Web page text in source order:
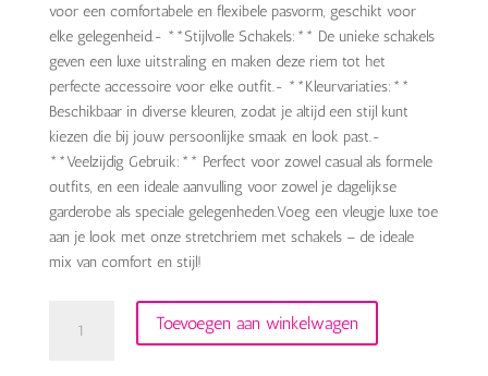
voor een comfortabele en flexibele pasvorm, geschikt voor
elke gelegenheid.- **Stijlvolle Schakels:** De unieke schakels
geven een luxe uitstraling en maken deze riem tot het
perfecte accessoire voor elke outfit.- **Kleurvariaties:**
Beschikbaar in diverse kleuren, zodat je altijd een stijl kunt
kiezen die bij jouw persoonlijke smaak en look past.-
**Veelzijdig Gebruik:** Perfect voor zowel casual als formele
outfits, en een ideale aanvulling voor zowel je dagelijkse
garderobe als speciale gelegenheden.Voeg een vleugje luxe toe
aan je look met onze stretchriem met schakels – de ideale
mix van comfort en stijl!
elastiek
Toevoegen aan winkelwagen